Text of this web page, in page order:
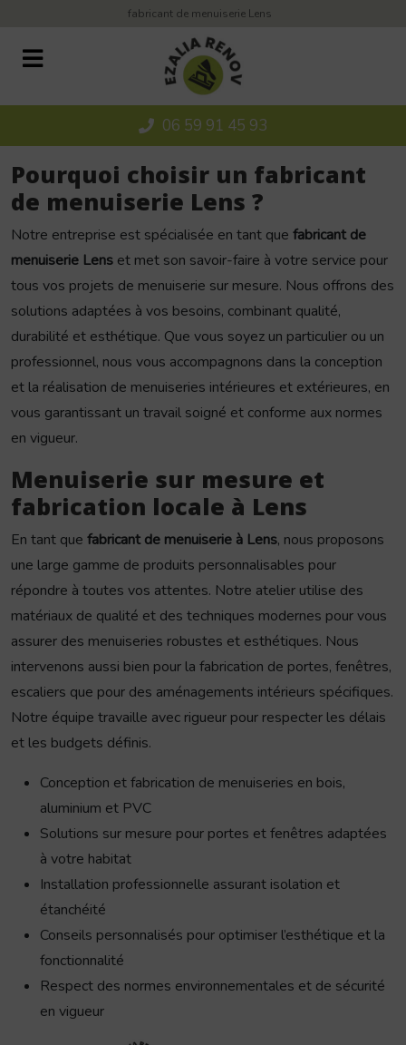
fabricant de menuiserie Lens
06 59 91 45 93
Pourquoi choisir un fabricant
de menuiserie Lens ?
Notre entreprise est spécialisée en tant que fabricant de
menuiserie Lens et met son savoir-faire à votre service pour
tous vos projets de menuiserie sur mesure. Nous offrons des
solutions adaptées à vos besoins, combinant qualité,
durabilité et esthétique. Que vous soyez un particulier ou un
professionnel, nous vous accompagnons dans la conception
et la réalisation de menuiseries intérieures et extérieures, en
vous garantissant un travail soigné et conforme aux normes
en vigueur.
Menuiserie sur mesure et
fabrication locale à Lens
En tant que fabricant de menuiserie à Lens, nous proposons
une large gamme de produits personnalisables pour
répondre à toutes vos attentes. Notre atelier utilise des
matériaux de qualité et des techniques modernes pour vous
assurer des menuiseries robustes et esthétiques. Nous
intervenons aussi bien pour la fabrication de portes, fenêtres,
escaliers que pour des aménagements intérieurs spécifiques.
Notre équipe travaille avec rigueur pour respecter les délais
et les budgets définis.
Conception et fabrication de menuiseries en bois,
aluminium et PVC
Solutions sur mesure pour portes et fenêtres adaptées
à votre habitat
Installation professionnelle assurant isolation et
étanchéité
Conseils personnalisés pour optimiser l’esthétique et la
fonctionnalité
Respect des normes environnementales et de sécurité
en vigueur
Panneau de gestion des cookies